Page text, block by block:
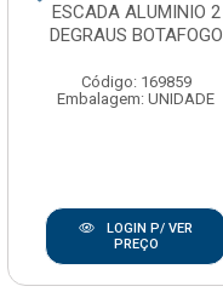
ESCADA ALUMINIO 2
DEGRAUS BOTAFOGO
Código: 169859
Embalagem: UNIDADE
LOGIN P/ VER
PREÇO